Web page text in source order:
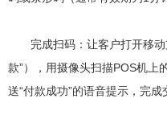
完成扫码：让客户打开移动
款”），用摄像头扫描POS机上
送“付款成功”的语音提示，完成